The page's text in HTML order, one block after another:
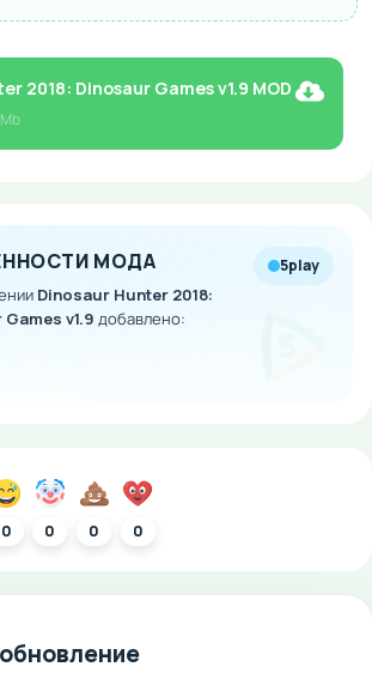
2018: Dinosaur Games v1.9 MOD
МОДА
Dinosaur Hunter 2018:
v1.9 добавлено:
5play
0 0 0 0